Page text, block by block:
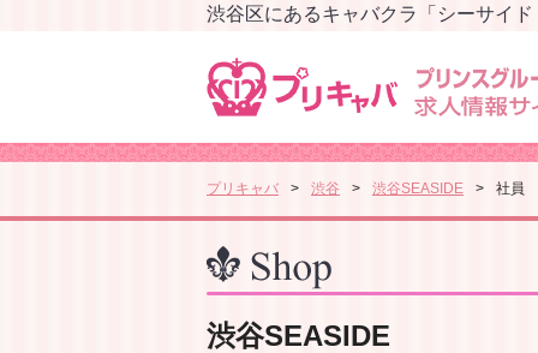
渋谷区にあるキャバクラ「シーサイ
プリキャバ 渋谷 渋谷SEASIDE 社員
渋谷SEASIDE